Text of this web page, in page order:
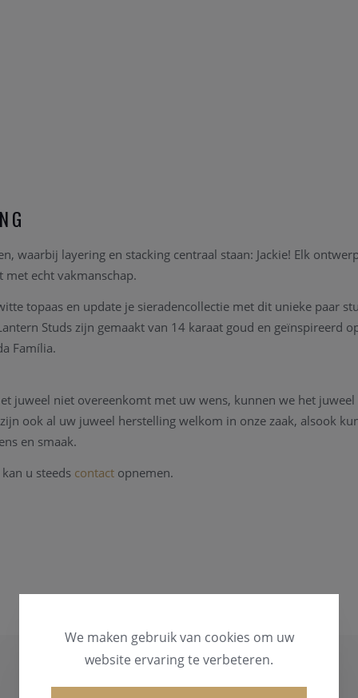
waarbij layering en stacking centraal staan: Jackie! Elk
echt vakmanschap.
topaas en update je sieradencollectie met dit unieke paar
Studs zijn gemaakt van 14 karaat goud en geïnspireerd
Família.
juweel niet overeenkomt met uw wens, kunnen we het juweel
ook al uw juweel herstelling welkom in onze zaak, alsook
en smaak.
u steeds contact opnemen.
We maken gebruik van cookies om uw
website ervaring te verbeteren.